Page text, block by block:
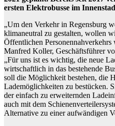
ersten Elektrobusse im
„Um den Verkehr in Regensburg
klimaneutral zu gestalten, wollen
Öffentlichen Personennahverkehrs
Manfred Koller, Geschäftsführer
„Für uns ist es wichtig, die neue
wirtschaftlich in das bestehende
soll die Möglichkeit bestehen, die
Lademöglichkeiten zu bestücken.
der einfach zu erweiternden
auch mit dem
Alternative zu einer aufwändigen